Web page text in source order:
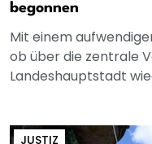
begonnen
Mit einem
ob über die zentrale
Landeshauptstadt
JUSTIZ